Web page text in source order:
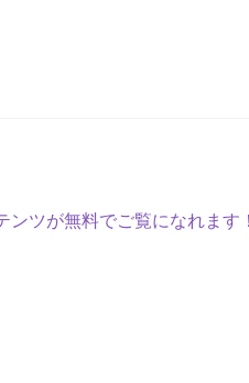
ンツが無料でご覧になれます！